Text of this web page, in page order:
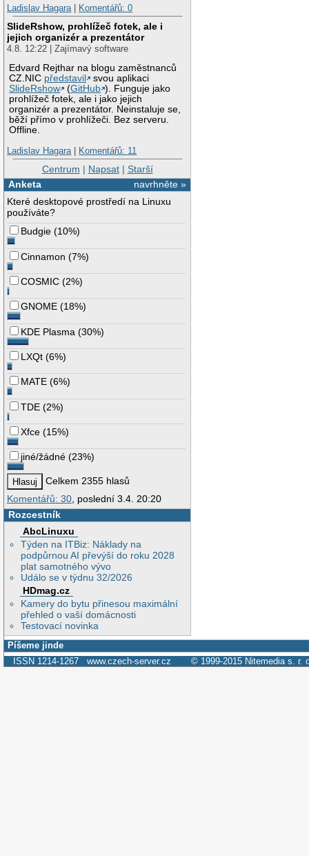
Ladislav Hagara| Komentářů: 0
SlideRshow, prohlížeč fotek, ale i
jejich organizér a prezentátor
4.8. 12:22 | Zajímavý software
Edvard Rejthar na blogu zaměstnanců
CZ.NIC představil
svou aplikaci
SlideRshow
(GitHub ). Funguje jako
prohlížeč fotek, ale i jako jejich
organizér a prezentátor. Neinstaluje se,
běží přímo v prohlížeči. Bez serveru.
Offline.
Ladislav Hagara| Komentářů: 11
Centrum | Napsat| Starší
navrhněte »
Anketa
Které desktopové prostředí na Linuxu
používáte?
Budgie (10%)
Cinnamon (7%)
COSMIC (2%)
GNOME (18%)
KDE Plasma (30%)
LXQt (6%)
MATE (6%)
TDE (2%)
Xfce (15%)
jiné/žádné (23%)
Celkem 2355 hlasů
Komentářů: 30 , poslední 3.4. 20:20
Rozcestník
AbcLinuxu
Týden na ITBiz: Náklady na
podpůrnou AI převýší do roku 2028
plat samotného vývo
Událo se v týdnu 32/2026
HDmag.cz
Kamery do bytu přinesou maximální
přehled o vaší domácnosti
Testovací novinka
Píšeme jinde
ISSN 1214-1267 www.czech-server.cz © 1999-2015 Nitemedia s. r.